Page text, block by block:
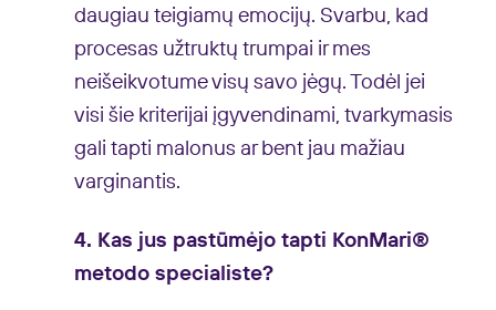
daugiau teigiamų emocijų. Svarbu, kad
procesas užtruktų trumpai ir mes
neišeikvotume visų savo jėgų. Todėl jei
visi šie kriterijai įgyvendinami, tvarkymasis
gali tapti malonus ar bent jau mažiau
varginantis.
4. Kas jus pastūmėjo tapti KonMari®
metodo specialiste?